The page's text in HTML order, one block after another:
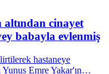
cinayet
babayla evlenmiş
hastaneye
Yunus Emre Yakar'ın